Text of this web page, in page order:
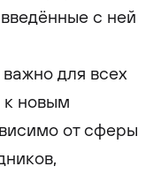
с ней
для всех
к новым
от сферы